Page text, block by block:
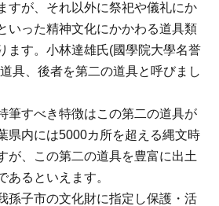
すが、それ以外に祭祀や儀礼にか
いった精神文化にかかわる道具類
ます。小林達雄氏(國學院大學名誉
具、後者を第二の道具と呼びまし
筆すべき特徴はこの第二の道具が
県内には5000カ所を超える縄文時
が、この第二の道具を豊富に出土
あるといえます。
孫子市の文化財に指定し保護・活